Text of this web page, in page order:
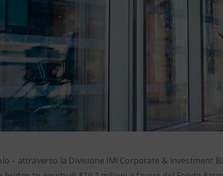
– attraverso la Divisione IMI Corporate & Investment